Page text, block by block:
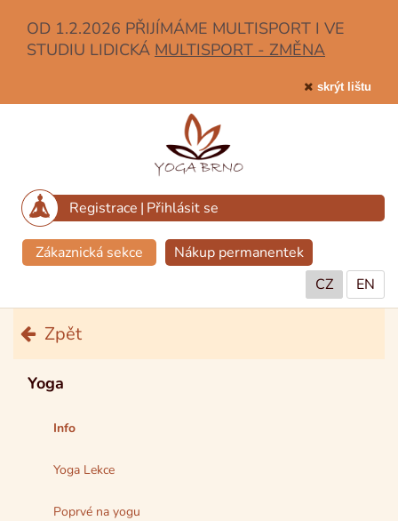
OD 1.2.2026 PŘIJÍMÁME MULTISPORT I VE
STUDIU LIDICKÁ MULTISPORT - ZMĚNA
skrýt lištu
Registrace | Přihlásit se
Zákaznická sekce
Nákup permanentek
CZ
EN
Zpět
Yoga
Info
Yoga Lekce
Poprvé na yogu